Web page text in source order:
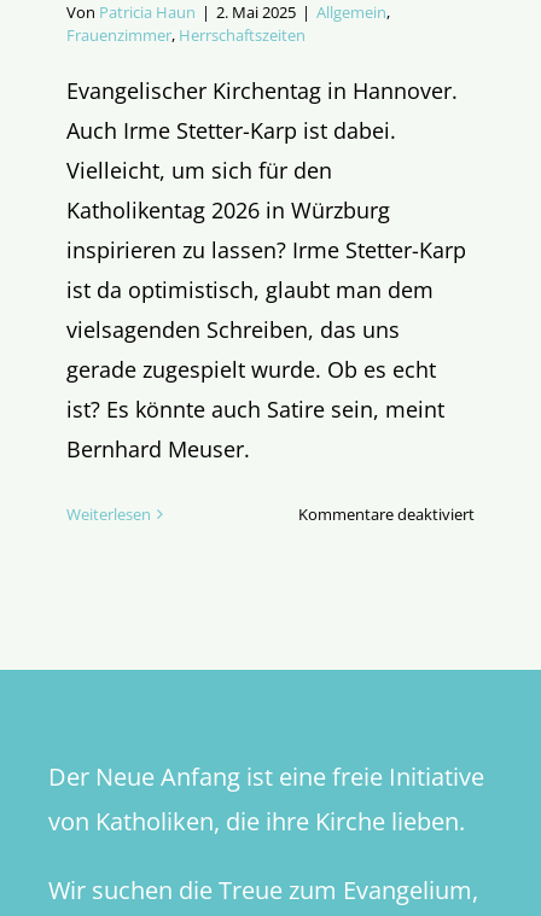
Von Patricia Haun | 2. Mai 2025 | Allgemein,
Frauenzimmer, Herrschaftszeiten
Evangelischer Kirchentag in Hannover.
Auch Irme Stetter-Karp ist dabei.
Vielleicht, um sich für den
Katholikentag 2026 in Würzburg
inspirieren zu lassen? Irme Stetter-Karp
ist da optimistisch, glaubt man dem
vielsagenden Schreiben, das uns
gerade zugespielt wurde. Ob es echt
ist? Es könnte auch Satire sein, meint
Bernhard Meuser.
Weiterlesen Kommentare deaktiviertfür
Der Neue Anfang ist eine freie Initiative
von Katholiken, die ihre Kirche lieben.
Wir suchen die Treue zum Evangelium,